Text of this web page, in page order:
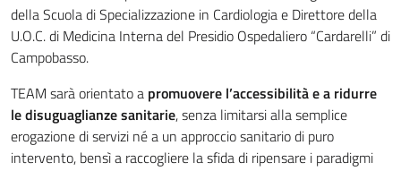
della Scuola di Specializzazione in Cardiologia e Direttore della
U.O.C. di Medicina Interna del Presidio Ospedaliero “Cardarelli” di
Campobasso.
TEAM sarà orientato a promuovere l’accessibilità e a ridurre
le disuguaglianze sanitarie, senza limitarsi alla semplice
erogazione di servizi né a un approccio sanitario di puro
intervento, bensì a raccogliere la sfida di ripensare i paradigmi